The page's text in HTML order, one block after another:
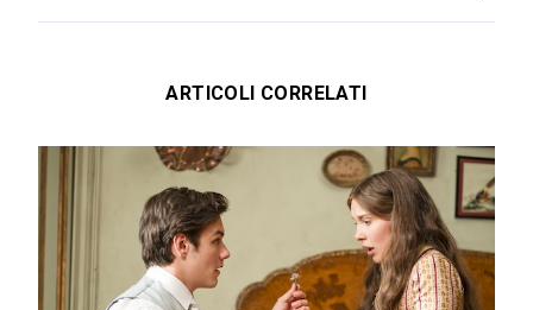
ARTICOLI CORRELATI